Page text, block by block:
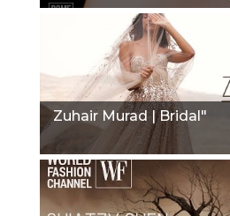
Zuhair Murad | Bridal"